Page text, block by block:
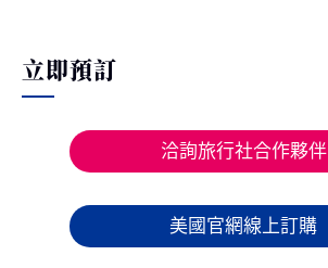
立即預訂
洽詢旅行社合作夥伴
美國官網線上訂購